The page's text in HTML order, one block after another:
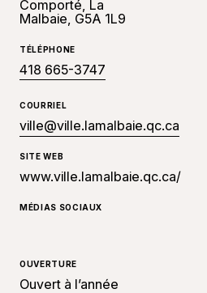
Comporté, La
Malbaie, G5A 1L9
TÉLÉPHONE
418 665-3747
COURRIEL
ville@ville.lamalbaie.qc.ca
SITE WEB
www.ville.lamalbaie.qc.ca/
MÉDIAS SOCIAUX
OUVERTURE
Ouvert à l’année